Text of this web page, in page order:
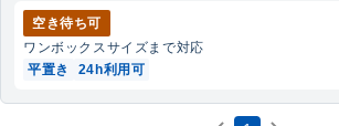
空き待ち可
ワンボックスサイズまで対応
平置き
24h利用可